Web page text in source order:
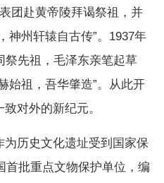
团赴黄帝陵拜谒祭祖，并
神州轩辕自古传”。1937年
祭先祖，毛泽东亲笔起草
始祖，吾华肇造”。从此开
对外的新纪元。
为历史文化遗址受到国家保
首批重点文物保护单位，编